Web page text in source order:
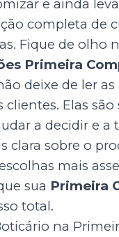
e ainda
completa de
Fique de olho
Primeira
deixe de ler as
clientes. Elas são
a decidir e a
clara sobre o
mais
sua Primeira
total.
na